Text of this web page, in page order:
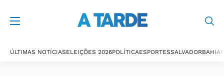
ÚLTIMAS NOTÍCIASELEIÇÕES 2026POLÍTICAESPORTESSALVADORBAHIA